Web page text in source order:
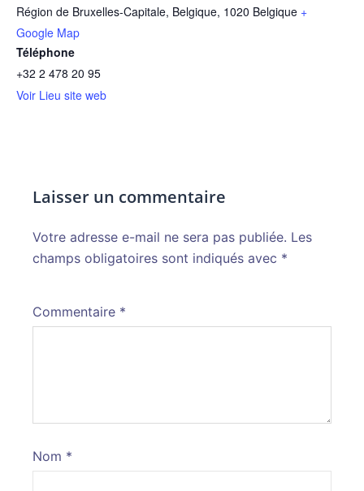
Région de Bruxelles-Capitale, Belgique, 1020 Belgique +
Google Map
Téléphone
+32 2 478 20 95
Voir Lieu site web
Laisser un commentaire
Votre adresse e-mail ne sera pas publiée. Les
champs obligatoires sont indiqués avec *
Commentaire *
Nom *
Alternative: